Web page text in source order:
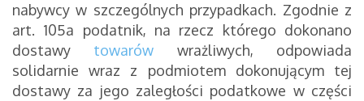
nabywcy w szczególnych przypadkach. Zgodnie z
art. 105a podatnik, na rzecz którego dokonano
dostawy towarów wrażliwych, odpowiada
solidarnie wraz z podmiotem dokonującym tej
dostawy za jego zaległości podatkowe w części